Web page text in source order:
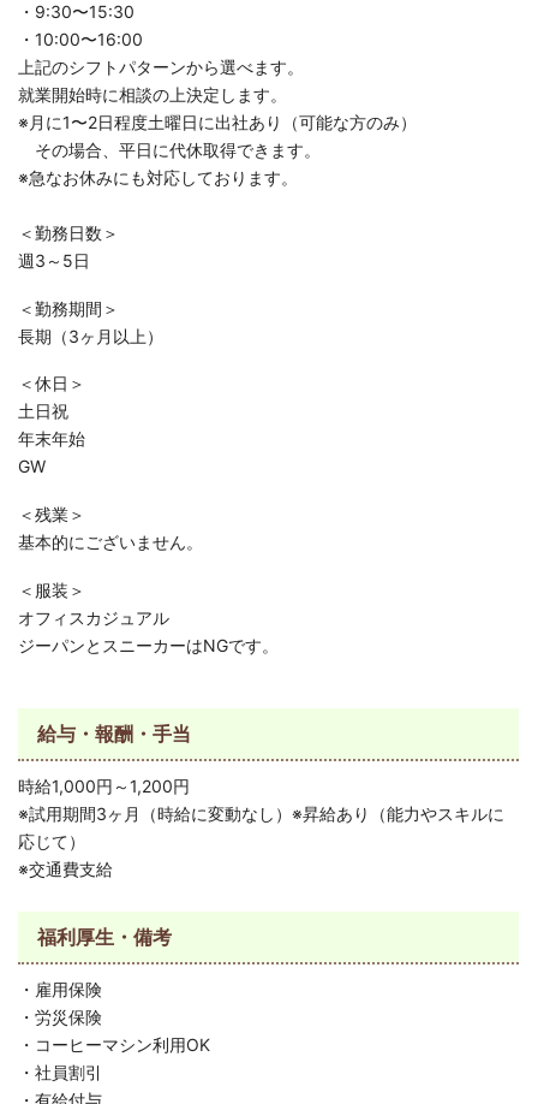
・9:30〜15:30
・10:00〜16:00
上記のシフトパターンから選べます。
就業開始時に相談の上決定します。
※月に1〜2日程度土曜日に出社あり（可能な方のみ）
その場合、平日に代休取得できます。
※急なお休みにも対応しております。
＜勤務日数＞
週3～5日
＜勤務期間＞
長期（3ヶ月以上）
＜休日＞
土日祝
年末年始
GW
＜残業＞
基本的にございません。
＜服装＞
オフィスカジュアル
ジーパンとスニーカーはNGです。
給与・報酬・手当
時給1,000円～1,200円
※試用期間3ヶ月（時給に変動なし）※昇給あり（能力やスキルに
応じて）
※交通費支給
福利厚生・備考
・雇用保険
・労災保険
・コーヒーマシン利用OK
・社員割引
・有給付与